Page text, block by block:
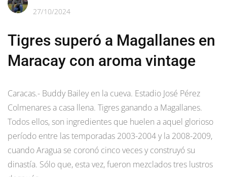
27/10/2024
Tigres superó a Magallanes en
Maracay con aroma vintage
Caracas.- Buddy Bailey en la cueva. Estadio José Pérez
Colmenares a casa llena. Tigres ganando a Magallanes.
Todos ellos, son ingredientes que huelen a aquel glorioso
período entre las temporadas 2003-2004 y la 2008-2009,
cuando Aragua se coronó cinco veces y construyó su
dinastía. Sólo que, esta vez, fueron mezclados tres lustros